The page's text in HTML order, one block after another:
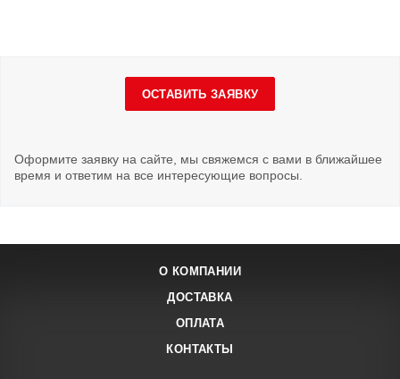
ОСТАВИТЬ ЗАЯВКУ
Оформите заявку на сайте, мы свяжемся с вами в ближайшее
время и ответим на все интересующие вопросы.
О КОМПАНИИ
ДОСТАВКА
ОПЛАТА
КОНТАКТЫ